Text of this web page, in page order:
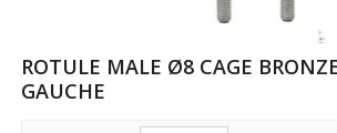
ROTULE MALE Ø8 CAGE
GAUCHE